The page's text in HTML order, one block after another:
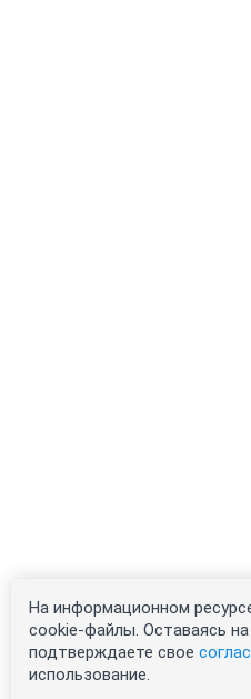
На информационном
cookie-файлы. Оставаясь
подтверждаете свое
использование.